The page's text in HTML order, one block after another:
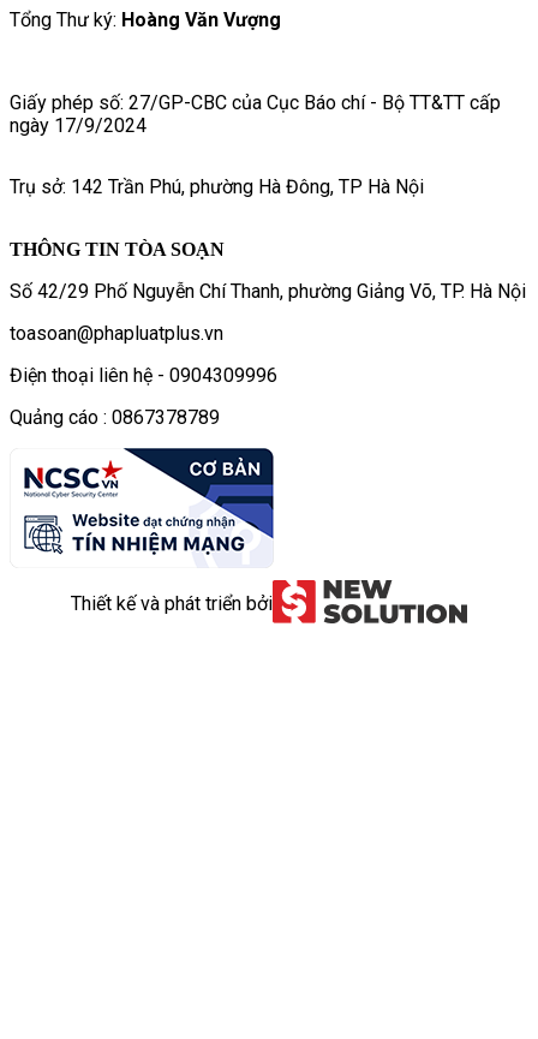
Tổng Thư ký: Hoàng Văn Vượng
Giấy phép số: 27/GP-CBC của Cục Báo chí - Bộ TT&TT cấp
ngày 17/9/2024
Trụ sở: 142 Trần Phú, phường Hà Đông, TP Hà Nội
THÔNG TIN TÒA SOẠN
Số 42/29 Phố Nguyễn Chí Thanh, phường Giảng Võ, TP. Hà Nội
toasoan@phapluatplus.vn
Điện thoại liên hệ - 0904309996
Quảng cáo : 0867378789
Thiết kế và phát triển bởi